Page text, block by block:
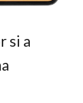
si a